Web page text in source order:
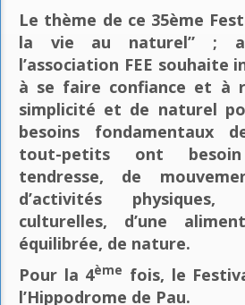
Le thème de ce 35ème
la vie au naturel” ;
l’association FEE souhaite
à se faire confiance et à
simplicité et de naturel
besoins fondamentaux
tout-petits ont
tendresse, de
d’activités
culturelles, d’une
équilibrée, de nature.
Pour la 4ème fois, le
l’Hippodrome de Pau.